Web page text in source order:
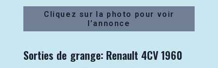
Cliquez sur la photo pour voir
l’annonce
Sorties de grange: Renault 4CV 1960